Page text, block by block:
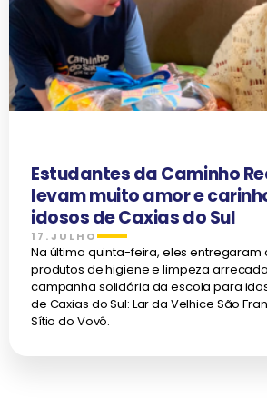
Estudantes da Caminho
levam muito amor e
idosos de Caxias do Sul
17.JULHO
Na última quinta-feira, eles entregaram
produtos de higiene e limpeza
campanha solidária da escola para
de Caxias do Sul: Lar da Velhice São
Sítio do Vovô.